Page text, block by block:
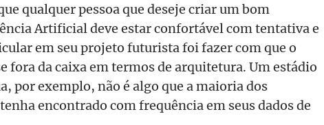
qualquer pessoa que deseje criar um bom
Artificial deve estar confortável com tentativa e
em seu projeto futurista foi fazer com que o
fora da caixa em termos de arquitetura. Um estádio
por exemplo, não é algo que a maioria dos
encontrado com frequência em seus dados de